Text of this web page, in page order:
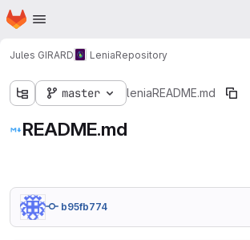
Skip to main content
Homepage
Jules GIRARD LeniaRepository
master leniaREADME.md
README.md
b95fb774